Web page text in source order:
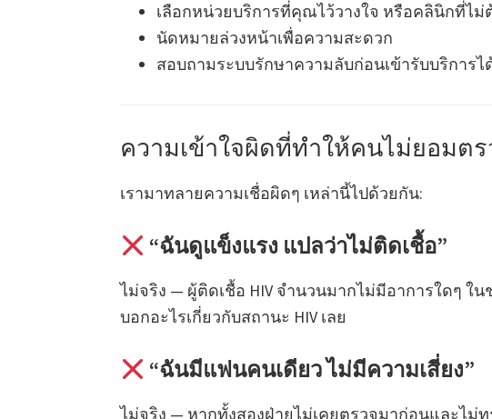
เลือกหน่วยบริการที่คุณไว้วางใจ หรือคลินิกที่ไม่ต้
นัดหมายล่วงหน้าเพื่อความสะดวก
สอบถามระบบรักษาความลับก่อนเข้ารับบริการไ
ความเข้าใจผิดที่ทำให้คนไม่ยอมตร
เรามาทลายความเชื่อผิดๆ เหล่านี้ไปด้วยกัน:
“ฉันดูแข็งแรง แปลว่าไม่ติดเชื้อ”
ไม่จริง — ผู้ติดเชื้อ HIV จำนวนมากไม่มีอาการใดๆ ใ
บอกอะไรเกี่ยวกับสถานะ HIV เลย
“ฉันมีแฟนคนเดียว ไม่มีความเสี่ยง”
ไม่จริง — หากทั้งสองฝ่ายไม่เคยตรวจมาก่อนและไม่